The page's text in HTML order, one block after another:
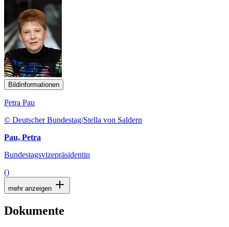
Bildinformationen
Petra Pau
© Deutscher Bundestag/Stella von Saldern
Pau, Petra
Bundestagsvizepräsidentin
()
mehr anzeigen
Dokumente